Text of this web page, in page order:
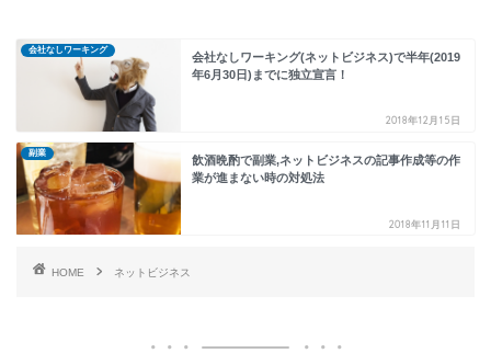
会社なしワーキング
会社なしワーキング(ネットビジネス)で半年(2019
年6月30日)までに独立宣言！
2018年12月15日
副業
飲酒晩酌で副業,ネットビジネスの記事作成等の作
業が進まない時の対処法
2018年11月11日
HOME ネットビジネス